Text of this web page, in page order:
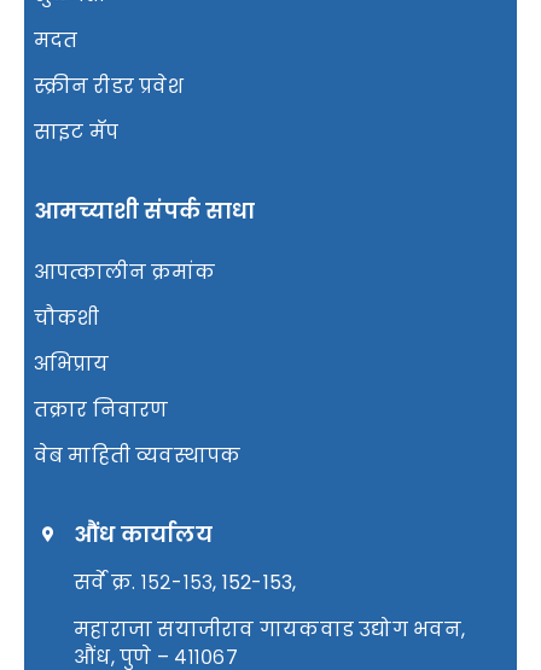
मदत
स्क्रीन रीडर प्रवेश
साइट मॅप
आमच्याशी संपर्क साधा
आपत्कालीन क्रमांक
चौकशी
अभिप्राय
तक्रार निवारण
वेब माहिती व्यवस्थापक
औंध कार्यालय
सर्वे क्र. १५२-१५३, 152-153,
महाराजा सयाजीराव गायकवाड उद्योग भवन,
औंध, पुणे – ४११०६७